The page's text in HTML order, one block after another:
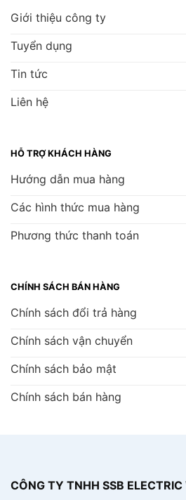
Giới thiệu công ty
Tuyển dụng
Tin tức
Liên hệ
HỖ TRỢ KHÁCH HÀNG
Hướng dẫn mua hàng
Các hình thức mua hàng
Phương thức thanh toán
CHÍNH SÁCH BÁN HÀNG
Chính sách đổi trả hàng
Chính sách vận chuyển
Chính sách bảo mật
Chính sách bán hàng
CÔNG TY TNHH SSB